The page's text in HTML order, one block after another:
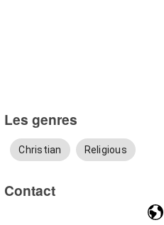
Les genres
Christian Religious
Contact